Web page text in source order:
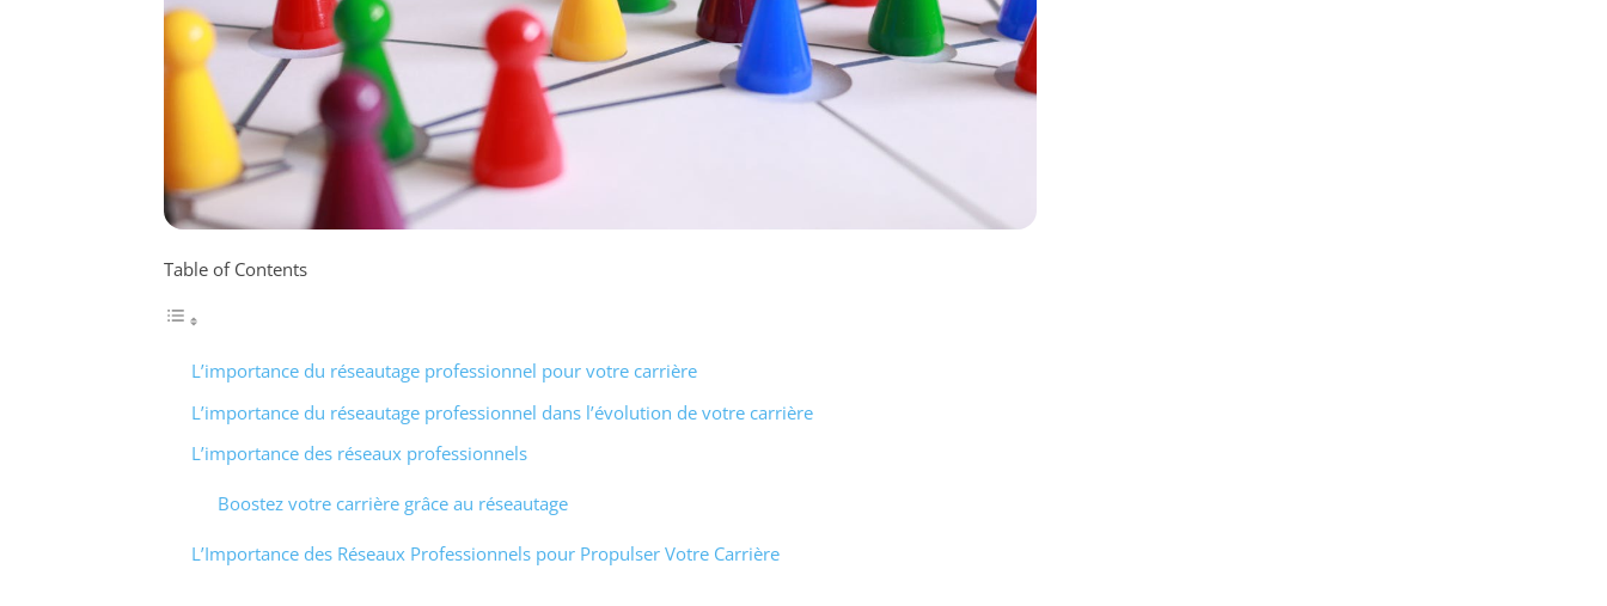
Table of Contents
L’importance du réseautage professionnel pour votre carrière
L’importance du réseautage professionnel dans l’évolution de votre carrière
L’importance des réseaux professionnels
Boostez votre carrière grâce au réseautage
L’Importance des Réseaux Professionnels pour Propulser Votre Carrière